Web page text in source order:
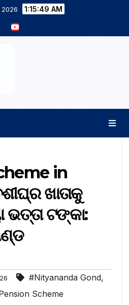
2026 1:15:49 AM
in
ଖାତାକୁ
ଟଙ୍କା:
#Nityananda Gond,
Scheme